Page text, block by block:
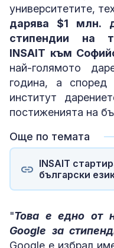
университетите,
дарява $1 млн.
стипендии на
INSAIT към
най-голямото
година, а според
институт
постиженията на
Още по темата
INSAIT
български
"Това е едно от
Google за
Google е избрал